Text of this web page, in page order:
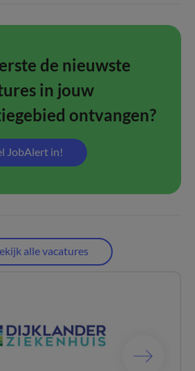
de nieuwste
in jouw
ontvangen?
JobAlert in!
alle vacatures